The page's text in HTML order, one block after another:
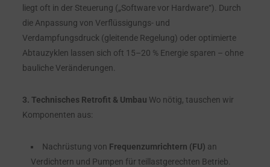
liegt oft in der Steuerung („Software vor Hardware“). Durch
die Anpassung von Verflüssigungs- und
Verdampfungsdruck (gleitende Regelung) oder optimierte
Abtauzyklen lassen sich oft 15–20 % Energie sparen – ohne
bauliche Veränderungen.
3. Technisches Retrofit & Umbau Wo nötig, tauschen wir
Komponenten aus:
Nachrüstung von Frequenzumrichtern (FU) an
Verdichtern und Pumpen für teillastgerechten Betrieb.